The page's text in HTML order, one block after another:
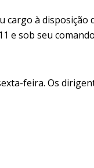
à disposição
e sob seu
feira. Os